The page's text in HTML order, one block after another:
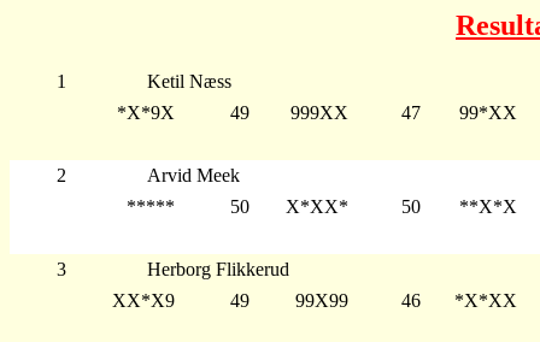
1
Ketil Næss
*X*9X
49 999XX 47 99*XX
2
Arvid Meek
*****
50 X*XX* 50 **X*X
3
Herborg Flikkerud
XX*X9
49 99X99 46 *X*XX